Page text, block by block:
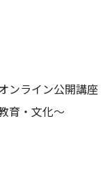
ンライン公開講座
育・文化～